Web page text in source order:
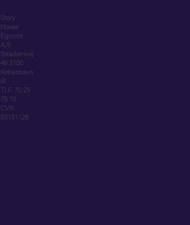
Story
House
Egmont
A/S
Strødamvej
46 2100
København
Ø
TLF: 70 25
75 10
CVR:
83131128